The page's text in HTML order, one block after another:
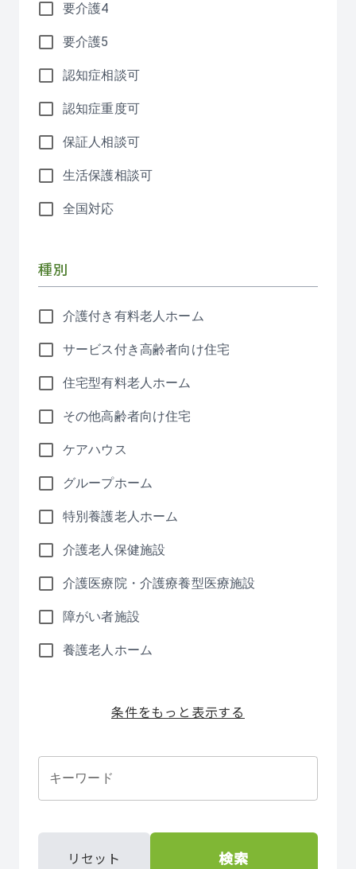
要介護4
要介護5
認知症相談可
認知症重度可
保証人相談可
生活保護相談可
全国対応
種別
介護付き有料老人ホーム
サービス付き高齢者向け住宅
住宅型有料老人ホーム
その他高齢者向け住宅
ケアハウス
グループホーム
特別養護老人ホーム
介護老人保健施設
介護医療院・介護療養型医療施設
障がい者施設
養護老人ホーム
条件をもっと表示する
キーワード
リセット 検索